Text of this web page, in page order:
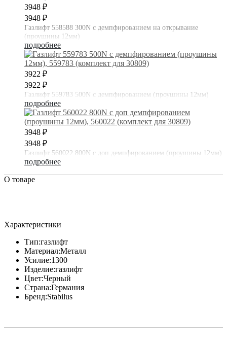
3948 ₽
3948 ₽
Газлифт 558588 300N с демпфированием на открывание
(проушины 12мм)
подробнее
3922 ₽
3922 ₽
Газлифт 559783 500N с демпфированием (проушины 12мм)
подробнее
3948 ₽
3948 ₽
Газлифт 560022 800N с доп демпфированием (проушины 12мм)
подробнее
О товаре
Характеристики
Тип:газлифт
Материал:Металл
Усилие:1300
Изделие:газлифт
Цвет:Черный
Страна:Германия
Бренд:Stabilus